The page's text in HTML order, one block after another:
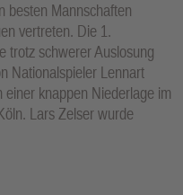
besten Mannschaften
vertreten. Die 1.
trotz schwerer Auslosung
Nationalspieler Lennart
knappen Niederlage im
Lars Zelser wurde